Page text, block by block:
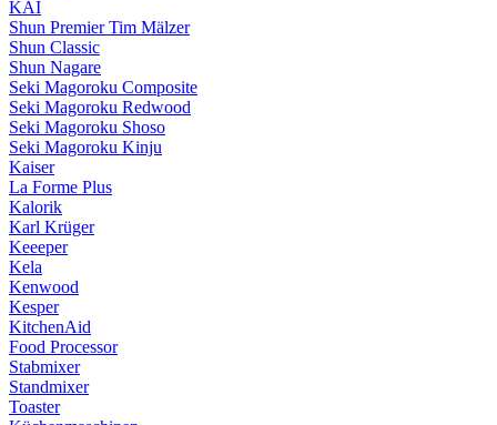
KAI
Shun Premier Tim Mälzer
Shun Classic
Shun Nagare
Seki Magoroku Composite
Seki Magoroku Redwood
Seki Magoroku Shoso
Seki Magoroku Kinju
Kaiser
La Forme Plus
Kalorik
Karl Krüger
Keeeper
Kela
Kenwood
Kesper
KitchenAid
Food Processor
Stabmixer
Standmixer
Toaster